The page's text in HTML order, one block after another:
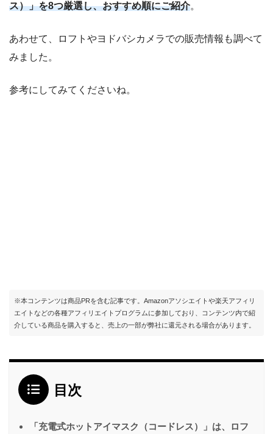
ス）」を8つ厳選し、おすすめ順にご紹介。
あわせて、ロフトやヨドバシカメラでの販売情報も調べて
みました。
参考にしてみてくださいね。
※本コンテンツは商品PRを含む記事です。Amazonアソシエイトや楽天アフィリ
エイトなどの各種アフィリエイトプログラムに参加しており、コンテンツ内で紹
介している商品を購入すると、売上の一部が弊社に還元される場合があります。
目次
「充電式ホットアイマスク（コードレス）」は、ロフ